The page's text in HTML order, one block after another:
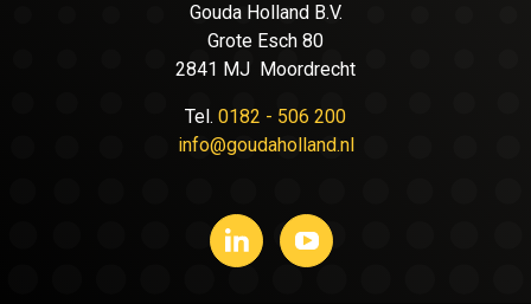
Gouda Holland B.V.
Grote Esch 80
2841 MJ Moordrecht
Tel. 0182 - 506 200
info@goudaholland.nl